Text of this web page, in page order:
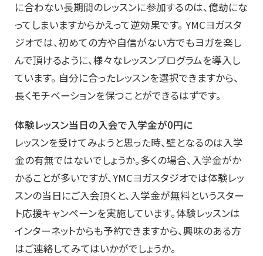
に合わない長期間のレッスンに参加するのは、億劫にな
ってしまいますからかえって逆効果です。 YMCヨガスタ
ジオでは、初めての方や自信がない方でもヨガを楽し
んで頂けるように、様々なレッスンプログラムを導入し
ています。 自分に合ったレッスンを選択できますから、
長くモチベーションを保つことができるはずです。
体験レッスン当日の入会で入学金が0円に
レッスンを受けてみようと思った時、壁となるのは入学
金の有無ではないでしょうか。多くの場合、入学金がか
かることが多いですが、YMCヨガスタジオでは体験レッ
スンの当日にご入会頂くと、入学金が無料というスター
ト応援キャンペーンを実施しています。体験レッスンは
インターネットからも予約できますから、興味のある方
はご連絡してみてはいかがでしょうか。